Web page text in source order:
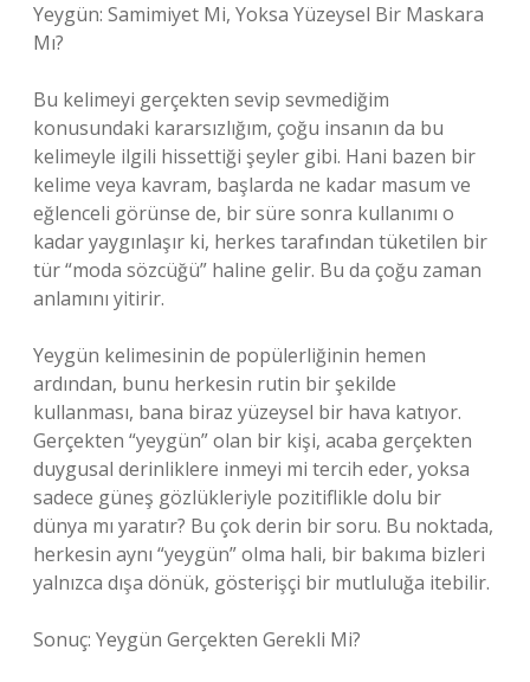
Yeygün: Samimiyet Mi, Yoksa Yüzeysel Bir Maskara
Mı?
Bu kelimeyi gerçekten sevip sevmediğim
konusundaki kararsızlığım, çoğu insanın da bu
kelimeyle ilgili hissettiği şeyler gibi. Hani bazen bir
kelime veya kavram, başlarda ne kadar masum ve
eğlenceli görünse de, bir süre sonra kullanımı o
kadar yaygınlaşır ki, herkes tarafından tüketilen bir
tür “moda sözcüğü” haline gelir. Bu da çoğu zaman
anlamını yitirir.
Yeygün kelimesinin de popülerliğinin hemen
ardından, bunu herkesin rutin bir şekilde
kullanması, bana biraz yüzeysel bir hava katıyor.
Gerçekten “yeygün” olan bir kişi, acaba gerçekten
duygusal derinliklere inmeyi mi tercih eder, yoksa
sadece güneş gözlükleriyle pozitiflikle dolu bir
dünya mı yaratır? Bu çok derin bir soru. Bu noktada,
herkesin aynı “yeygün” olma hali, bir bakıma bizleri
yalnızca dışa dönük, gösterişçi bir mutluluğa itebilir.
Sonuç: Yeygün Gerçekten Gerekli Mi?